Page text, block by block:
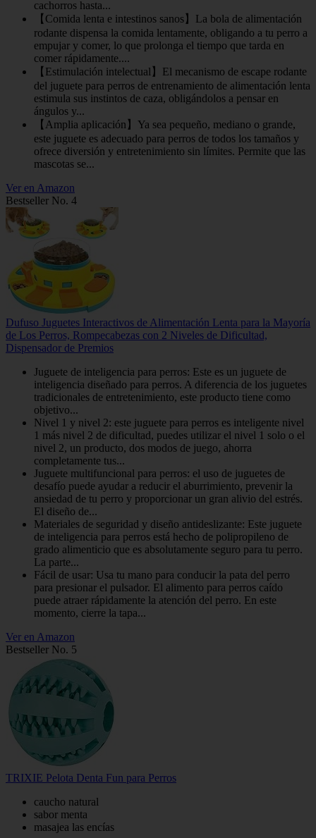
cachorros hasta...
【Comida lenta e intestinos sanos】La bola de alimentación
rodante dispensa la comida lentamente, obligando a tu perro a
empujar y comer, lo que prolonga el tiempo que tarda en
comer rápidamente....
【Estimulación intelectual】El mecanismo de escape rodante
del juguete para perros de entrenamiento de alimentación lenta
estimula sus instintos de caza, obligándolos a pensar en
ángulos y...
【Amplia aplicación】Ya sea pequeño, mediano o grande,
este juguete es adecuado para perros de todos los tamaños y
ofrece diversión y entretenimiento sin límites. Permite que las
mascotas se...
Ver en Amazon
Bestseller No. 4
Dufuso Juguetes Interactivos de Alimentación Lenta para la Mayoría
de Los Perros, Rompecabezas con 2 Niveles de Dificultad,
Dispensador de Premios
Juguete de inteligencia para perros: Este es un juguete de
inteligencia diseñado para perros. A diferencia de los juguetes
tradicionales de entretenimiento, este producto tiene como
objetivo...
Nivel 1 y nivel 2: este juguete para perros es inteligente nivel
1 más nivel 2 de dificultad, puedes utilizar el nivel 1 solo o el
nivel 2, un producto, dos modos de juego, ahorra
completamente tus...
Juguete multifuncional para perros: el uso de juguetes de
desafío puede ayudar a reducir el aburrimiento, prevenir la
ansiedad de tu perro y proporcionar un gran alivio del estrés.
El diseño de...
Materiales de seguridad y diseño antideslizante: Este juguete
de inteligencia para perros está hecho de polipropileno de
grado alimenticio que es absolutamente seguro para tu perro.
La parte...
Fácil de usar: Usa tu mano para conducir la pata del perro
para presionar el pulsador. El alimento para perros caído
puede atraer rápidamente la atención del perro. En este
momento, cierre la tapa...
Ver en Amazon
Bestseller No. 5
TRIXIE Pelota Denta Fun para Perros
caucho natural
sabor menta
masajea las encías